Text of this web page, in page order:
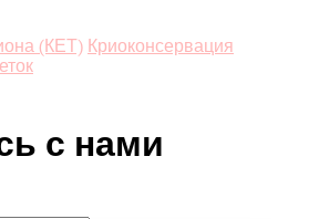
(КЕТ) Криоконсервация
с нами